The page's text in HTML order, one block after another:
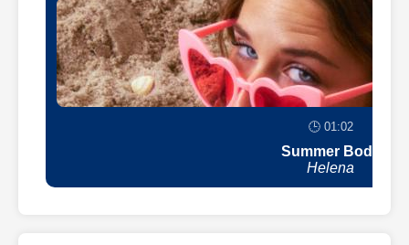
🕒 01:02
Summer Body
Helena